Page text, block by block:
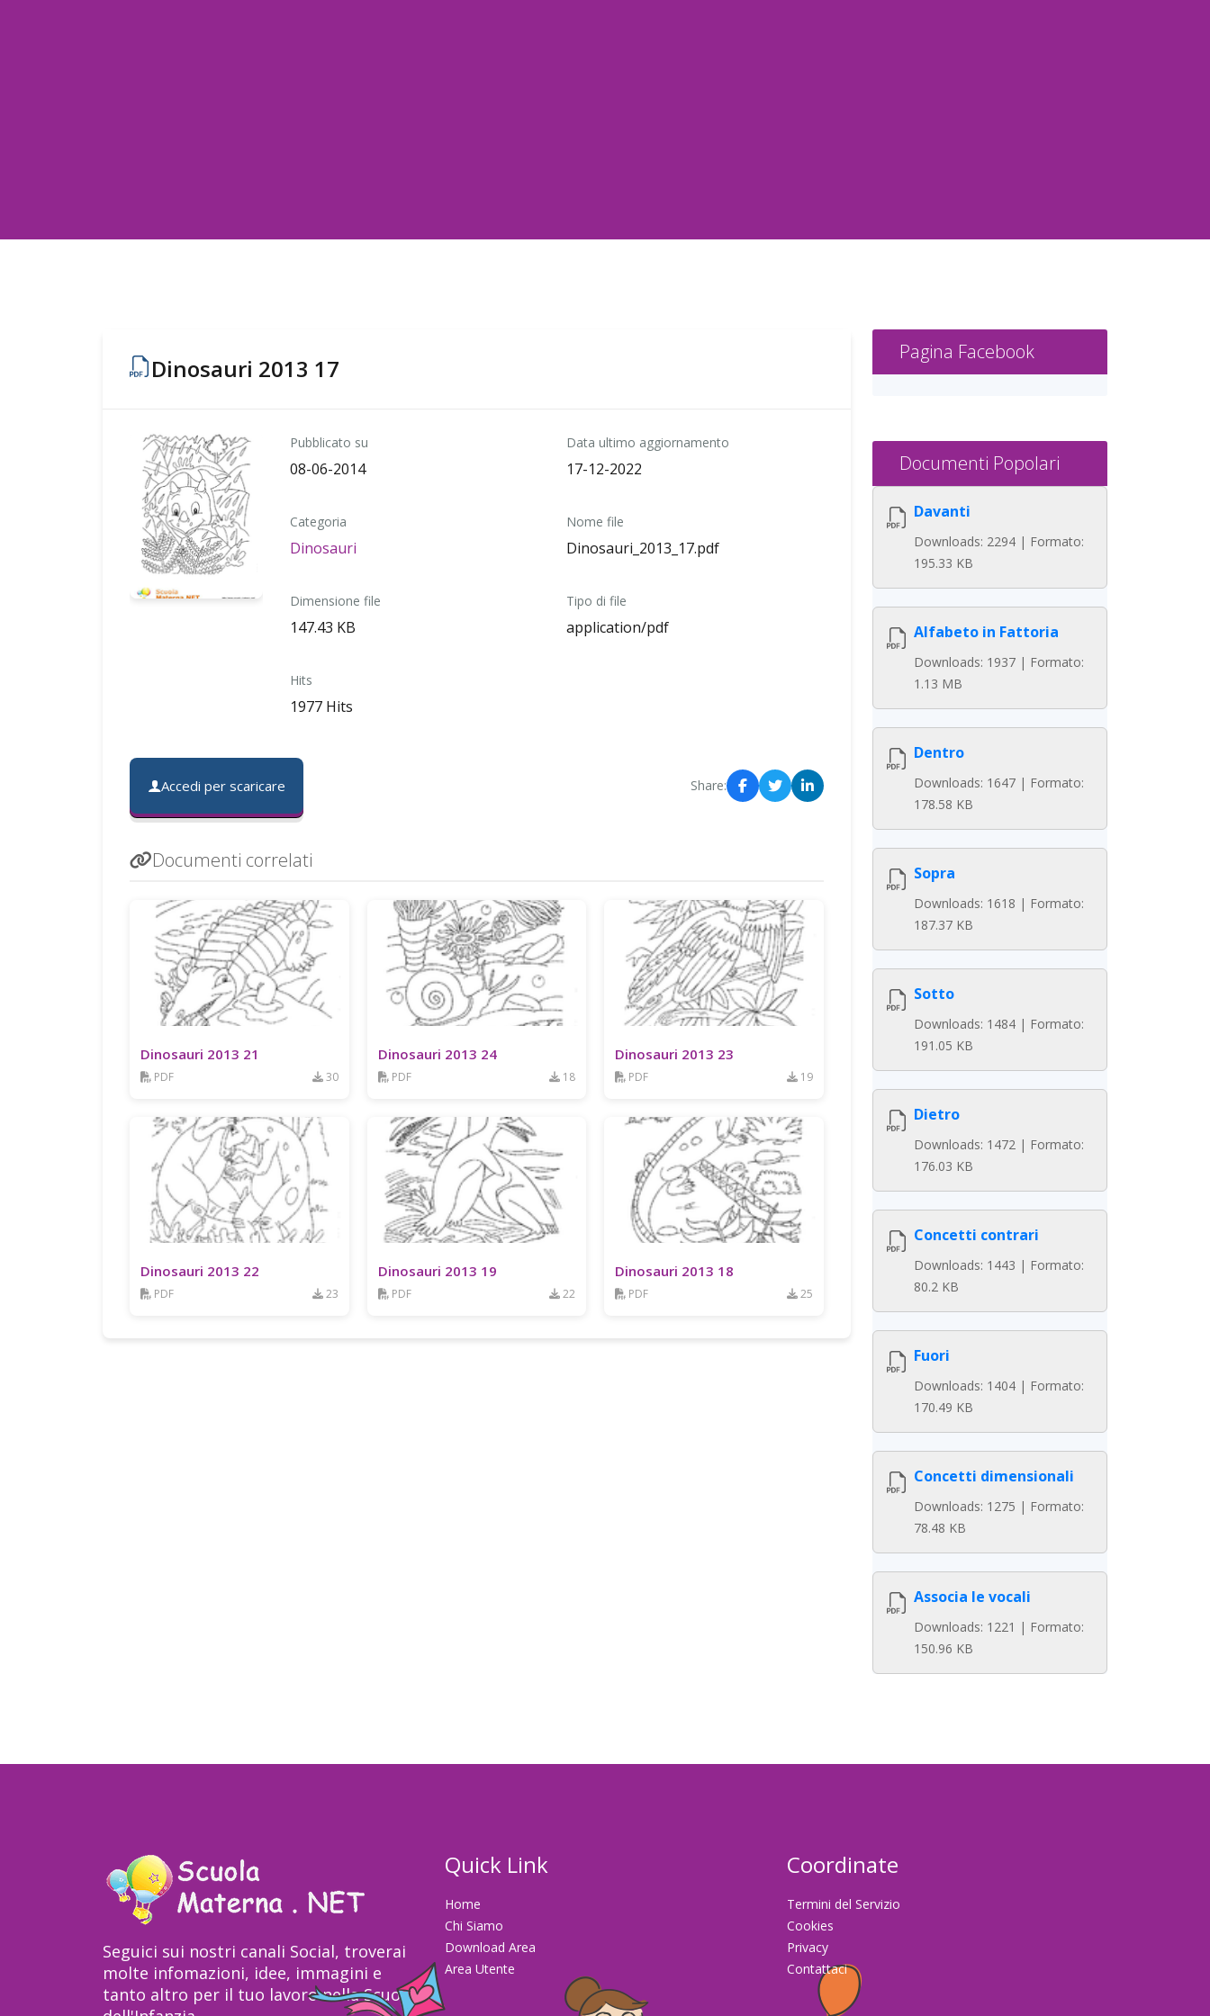
Dinosauri 2013 17
Pubblicato su
08-06-2014
Data ultimo aggiornamento
17-12-2022
Categoria
Dinosauri
Nome file
Dinosauri_2013_17.pdf
Dimensione file
147.43 KB
Tipo di file
application/pdf
Hits
1977 Hits
Accedi per scaricare Share:
Documenti correlati
Dinosauri 2013 21
PDF 30
Dinosauri 2013 24
PDF 18
Dinosauri 2013 23
PDF 19
Dinosauri 2013 22
PDF 23
Dinosauri 2013 19
PDF 22
Dinosauri 2013 18
PDF 25
Pagina Facebook
Documenti Popolari
Davanti
Downloads: 2294 | Formato:
195.33 KB
Alfabeto in Fattoria
Downloads: 1937 | Formato:
1.13 MB
Dentro
Downloads: 1647 | Formato:
178.58 KB
Sopra
Downloads: 1618 | Formato:
187.37 KB
Sotto
Downloads: 1484 | Formato:
191.05 KB
Dietro
Downloads: 1472 | Formato:
176.03 KB
Concetti contrari
Downloads: 1443 | Formato:
80.2 KB
Fuori
Downloads: 1404 | Formato:
170.49 KB
Concetti dimensionali
Downloads: 1275 | Formato:
78.48 KB
Associa le vocali
Downloads: 1221 | Formato:
150.96 KB
Seguici sui nostri canali Social, troverai
molte infomazioni, idee, immagini e
tanto altro per il tuo lavoro nella Scuola
Quick Link
Home
Chi Siamo
Download Area
Area Utente
Coordinate
Termini del Servizio
Cookies
Privacy
Contattaci